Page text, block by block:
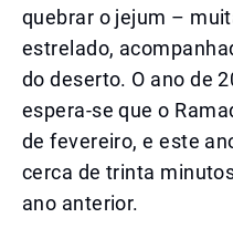
quebrar o jejum –
estrelado,
do deserto. O ano de
espera-se que o
de fevereiro, e este
cerca de trinta
ano anterior.